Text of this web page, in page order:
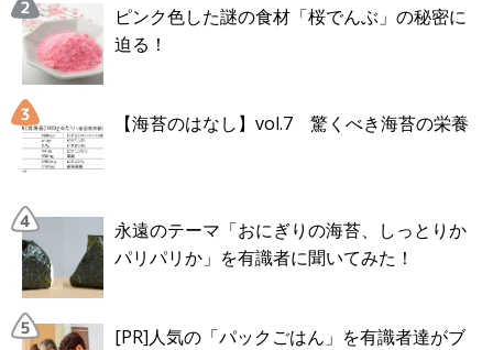
ピンク色した謎の食材「桜でんぶ」の秘密に
迫る！
【海苔のはなし】vol.7 驚くべき海苔の栄養
永遠のテーマ「おにぎりの海苔、しっとりか
パリパリか」を有識者に聞いてみた！
[PR]人気の「パックごはん」を有識者達がブ